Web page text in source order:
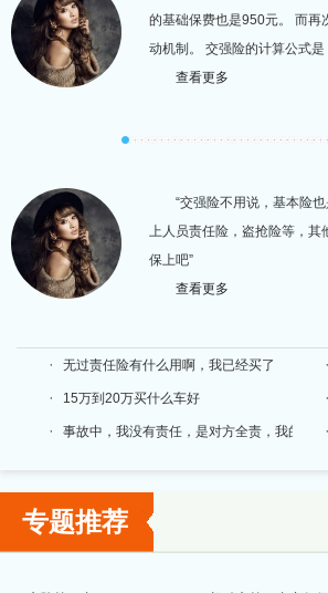
的基础保费也是950元。 而再
动机制。 交强险的计算公式
查看更多
“交强险不用说，基本险
上人员责任险，盗抢险等，其
保上吧”
查看更多
无过责任险有什么用啊，我已经买了
15万到20万买什么车好
事故中，我没有责任，是对方全责，我的交
专题推荐